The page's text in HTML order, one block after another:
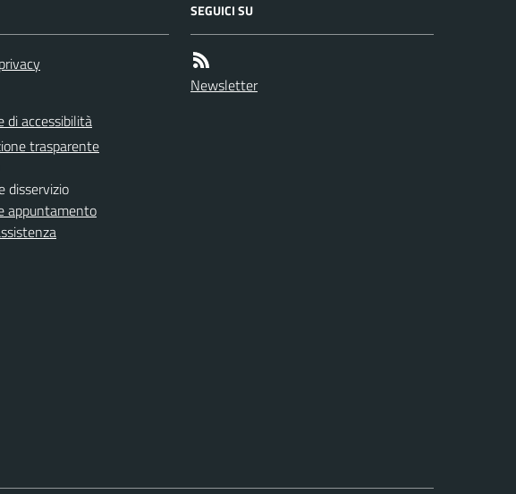
di accessibilità
trasparente
disservizio
appuntamento
SEGUICI SU
Newsletter